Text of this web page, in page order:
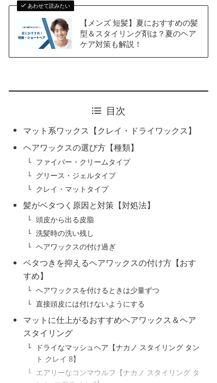
あわせて読みたい
【メンズ 短髪】夏におすすめの髪
型＆スタイリング剤は？夏のヘア
ケア対策も解説！
目次
マット系ワックス【クレイ・ドライワックス】
ヘアワックスの選び方【種類】
ファイバー・クリームタイプ
グリース・ジェルタイプ
クレイ・マットタイプ
髪がベタつく原因と対策【対処法】
頭皮から出る皮脂
洗髪時の洗い残し
ヘアワックスの付け過ぎ
ベタつきを抑えるヘアワックスの付け方【おす
すめ】
ヘアワックスを付けるときは少量ずつ
直接頭皮には付けないようにする
マットに仕上がるおすすめヘアワックス＆ヘア
スタイリング
ドライなマッシュヘア【ナカノ スタイリング タン
ト クレイ 8】
エアリーなコンマウルフ【ナカノ スタイリング タ